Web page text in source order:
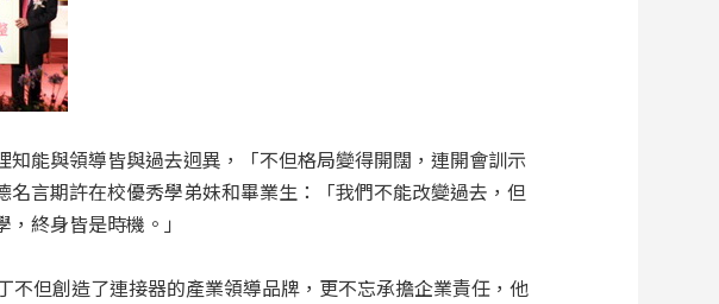
能與領導皆與過去迥異，「不但格局變得開闊，連開會訓示
言期許在校優秀學弟妹和畢業生：「我們不能改變過去，但
終身皆是時機。」
但創造了連接器的產業領導品牌，更不忘承擔企業責任，他